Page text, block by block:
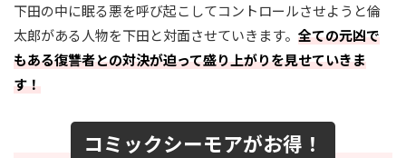
下田の中に眠る悪を呼び起こしてコントロールさせようと倫
太郎がある人物を下田と対面させていきます。 全ての元凶で
もある復讐者との対決が迫って盛り上がりを見せていきま
す！
コミックシーモアがお得！